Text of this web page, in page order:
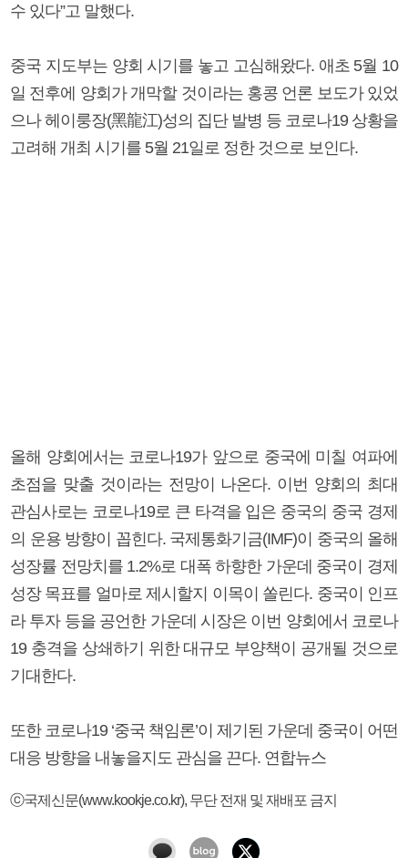
수 있다”고 말했다.
중국 지도부는 양회 시기를 놓고 고심해왔다. 애초 5월 10
일 전후에 양회가 개막할 것이라는 홍콩 언론 보도가 있었
으나 헤이룽장(黑龍江)성의 집단 발병 등 코로나19 상황을
고려해 개최 시기를 5월 21일로 정한 것으로 보인다.
올해 양회에서는 코로나19가 앞으로 중국에 미칠 여파에
초점을 맞출 것이라는 전망이 나온다. 이번 양회의 최대
관심사로는 코로나19로 큰 타격을 입은 중국의 중국 경제
의 운용 방향이 꼽힌다. 국제통화기금(IMF)이 중국의 올해
성장률 전망치를 1.2%로 대폭 하향한 가운데 중국이 경제
성장 목표를 얼마로 제시할지 이목이 쏠린다. 중국이 인프
라 투자 등을 공언한 가운데 시장은 이번 양회에서 코로나
19 충격을 상쇄하기 위한 대규모 부양책이 공개될 것으로
기대한다.
또한 코로나19 ‘중국 책임론’이 제기된 가운데 중국이 어떤
대응 방향을 내놓을지도 관심을 끈다. 연합뉴스
ⓒ국제신문(www.kookje.co.kr), 무단 전재 및 재배포 금지